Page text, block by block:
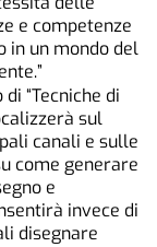
e competenze
in un mondo del
“Tecniche di
sul
canali e sulle
come generare
e
invece di
disegnare